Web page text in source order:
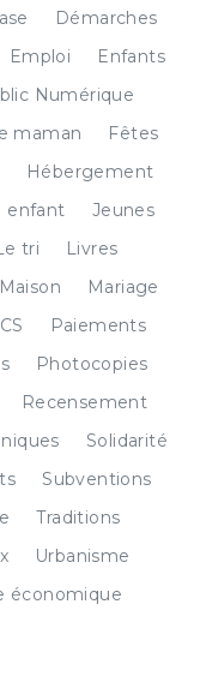
Démarches
Emploi
Enfants
Numérique
maman
Fêtes
Hébergement
enfant
Jeunes
tri
Livres
Maison
Mariage
Paiements
Photocopies
Recensement
Solidarité
Subventions
Traditions
Urbanisme
économique